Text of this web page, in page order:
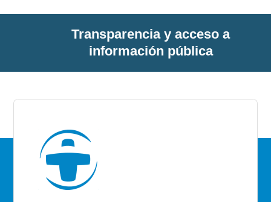
Transparencia y acceso a
información pública